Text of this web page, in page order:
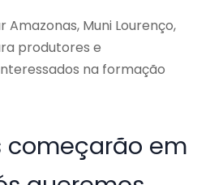
Amazonas, Muni Lourenço,
produtores e
na formação
começarão em